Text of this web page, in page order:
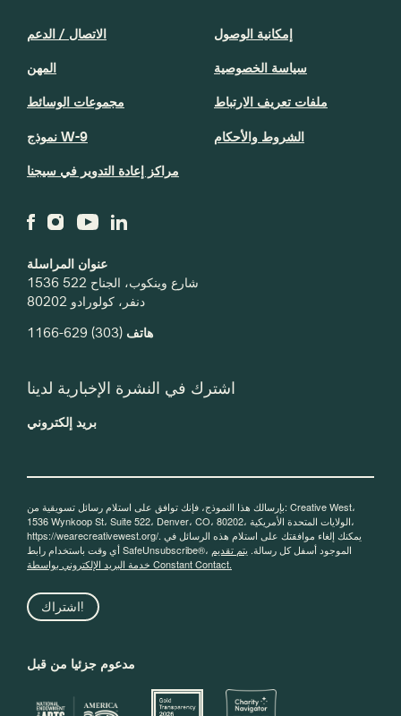
عنوان المراسلة
1536 شارع وينكوب، الجناح 522
دنفر، كولورادو 80202
هاتف (303) 629-1166
الاتصال / الدعم
المهن
مجموعات الوسائط
نموذج W-9
مراكز إعادة التدوير في سيجنا
إمكانية الوصول
سياسة الخصوصية
ملفات تعريف الارتباط
الشروط والأحكام
اشترك في النشرة الإخبارية لدينا
بريد إلكتروني
بإرسالك هذا النموذج، فإنك توافق على استلام رسائل تسويقية من: Creative West،
1536 Wynkoop St، Suite 522، Denver، CO، 80202، الولايات المتحدة الأمريكية،
https://wearecreativewest.org/. يمكنك إلغاء موافقتك على استلام هذه الرسائل في
أي وقت باستخدام رابط SafeUnsubscribe®، الموجود أسفل كل رسالة. يتم تقديم
خدمة البريد الإلكتروني بواسطة Constant Contact.
اشتراك!
مدعوم جزئيا من قبل